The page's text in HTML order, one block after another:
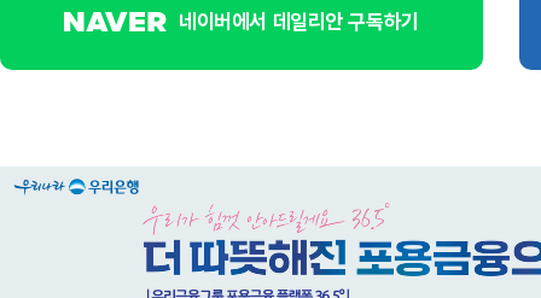
네이버에서 데일리안 구독하기